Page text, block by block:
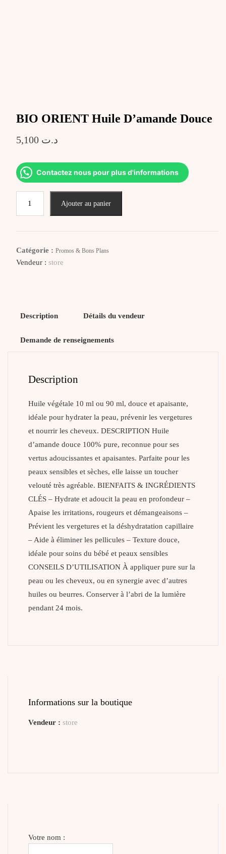
BIO ORIENT Huile D’amande Douce
د.ت 5,100
Contactez nous pour plus d'informations
Ajouter au panier
Catégorie : Promos & Bons Plans
Vendeur : store
Description Détails du vendeur
Demande de renseignements
Description
Huile végétale 10 ml ou 90 ml, douce et apaisante,
idéale pour hydrater la peau, prévenir les vergetures
et nourrir les cheveux. DESCRIPTION Huile
d’amande douce 100% pure, reconnue pour ses
vertus adoucissantes et apaisantes. Parfaite pour les
peaux sensibles et sèches, elle laisse un toucher
velouté très agréable. BIENFAITS & INGRÉDIENTS
CLÉS – Hydrate et adoucit la peau en profondeur –
Apaise les irritations, rougeurs et démangeaisons –
Prévient les vergetures et la déshydratation capillaire
– Aide à éliminer les pellicules – Texture douce,
idéale pour soins du bébé et peaux sensibles
CONSEILS D’UTILISATION À appliquer pure sur la
peau ou les cheveux, ou en synergie avec d’autres
huiles ou beurres. Conserver à l’abri de la lumière
pendant 24 mois.
Informations sur la boutique
Vendeur : store
Votre nom :